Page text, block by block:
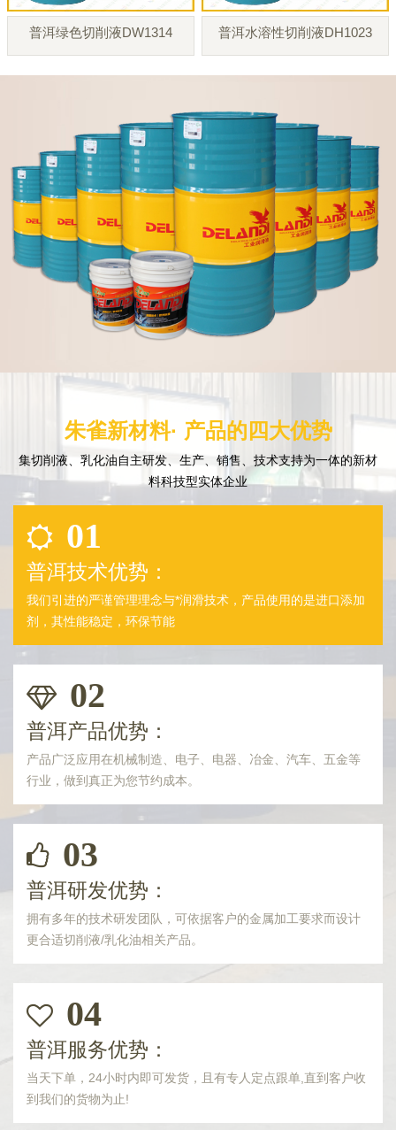
普洱绿色切削液DW1314 普洱水溶性切削液DH1023
朱雀新材料· 产品的四大优势
集切削液、乳化油自主研发、生产、销售、技术支持为一体的新材
料科技型实体企业
01
普洱技术优势：
我们引进的严谨管理理念与*润滑技术，产品使用的是进口添加
剂，其性能稳定，环保节能
02
普洱产品优势：
产品广泛应用在机械制造、电子、电器、冶金、汽车、五金等
行业，做到真正为您节约成本。
03
普洱研发优势：
拥有多年的技术研发团队，可依据客户的金属加工要求而设计
更合适切削液/乳化油相关产品。
04
普洱服务优势：
当天下单，24小时内即可发货，且有专人定点跟单,直到客户收
到我们的货物为止!